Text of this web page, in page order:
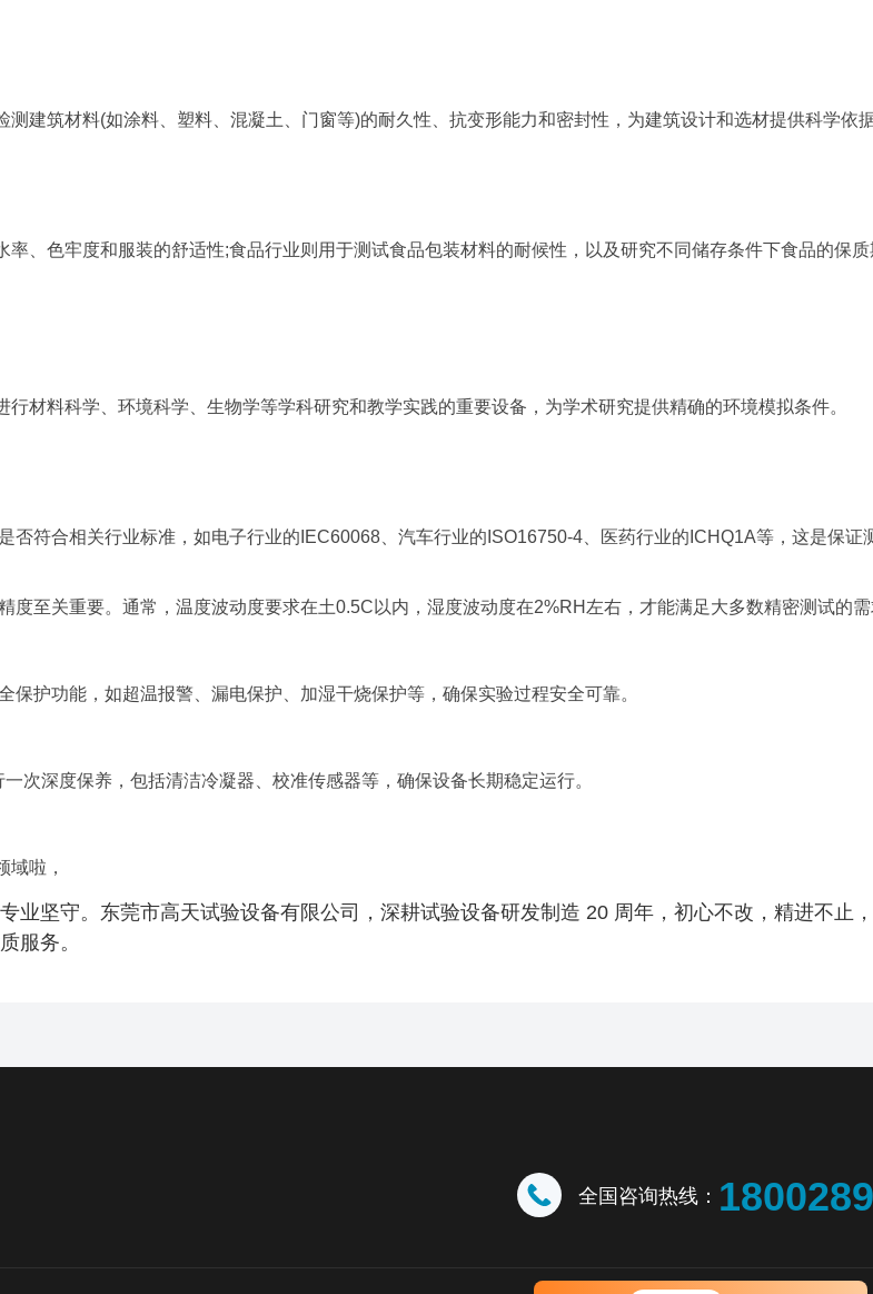
测建筑材料(如涂料、塑料、混凝土、门窗等)的耐久性、抗变形能力和密封性，为建筑设计和选材提供科学依
率、色牢度和服装的舒适性;食品行业则用于测试食品包装材料的耐候性，以及研究不同储存条件下食品的保
行材料科学、环境科学、生物学等学科研究和教学实践的重要设备，为学术研究提供精确的环境模拟条件。
否符合相关行业标准，如电子行业的IEC60068、汽车行业的ISO16750-4、医药行业的ICHQ1A等，这是保证
度至关重要。通常，温度波动度要求在土0.5C以内，湿度波动度在2%RH左右，才能满足大多数精密测试的
保护功能，如超温报警、漏电保护、加湿干烧保护等，确保实验过程安全可靠。
次深度保养，包括清洁冷凝器、校准传感器等，确保设备长期稳定运行。
域啦，
业坚守。东莞市高天试验设备有限公司，深耕试验设备研发制造 20 周年，初心不改，精进不止
服务。
全国咨询热线：